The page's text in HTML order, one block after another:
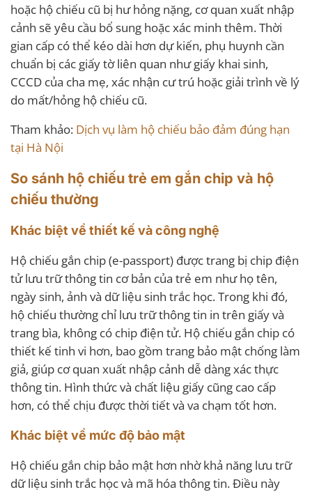
hoặc hộ chiếu cũ bị hư hỏng nặng, cơ quan xuất nhập
cảnh sẽ yêu cầu bổ sung hoặc xác minh thêm. Thời
gian cấp có thể kéo dài hơn dự kiến, phụ huynh cần
chuẩn bị các giấy tờ liên quan như giấy khai sinh,
CCCD của cha mẹ, xác nhận cư trú hoặc giải trình về lý
do mất/hỏng hộ chiếu cũ.
Tham khảo: Dịch vụ làm hộ chiếu bảo đảm đúng hạn
tại Hà Nội
So sánh hộ chiếu trẻ em gắn chip và hộ
chiếu thường
Khác biệt về thiết kế và công nghệ
Hộ chiếu gắn chip (e-passport) được trang bị chip điện
tử lưu trữ thông tin cơ bản của trẻ em như họ tên,
ngày sinh, ảnh và dữ liệu sinh trắc học. Trong khi đó,
hộ chiếu thường chỉ lưu trữ thông tin in trên giấy và
trang bìa, không có chip điện tử. Hộ chiếu gắn chip có
thiết kế tinh vi hơn, bao gồm trang bảo mật chống làm
giả, giúp cơ quan xuất nhập cảnh dễ dàng xác thực
thông tin. Hình thức và chất liệu giấy cũng cao cấp
hơn, có thể chịu được thời tiết và va chạm tốt hơn.
Khác biệt về mức độ bảo mật
Hộ chiếu gắn chip bảo mật hơn nhờ khả năng lưu trữ
dữ liệu sinh trắc học và mã hóa thông tin. Điều này